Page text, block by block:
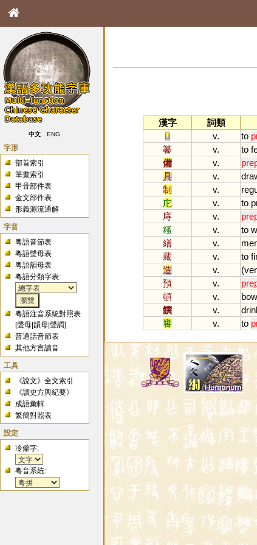
中文 ENG
字形
部首索引
筆畫索引
甲骨部件表
金文部件表
形義源流通解
字音
粵語音節表
粵語聲母表
粵語韻母表
粵語分類字表:
粵語注音系統對照表
[聲母 |韻母 |聲調]
普通話音節表
其他方言讀音
工具
《說文》全文索引
《讀史方輿紀要》
成語彙輯
繁簡對照表
設定
冷僻字:
粵音系統:
漢字
詞類
𩛥
v. to
䉵
v. to
備
v.
具
v.
制
v.
庀
v. to
庤
v.
糔
v. to
繕
v.
蕆
v. to
造
v. (
預
v.
頓
v. bow
饌
v.
饔
v. to